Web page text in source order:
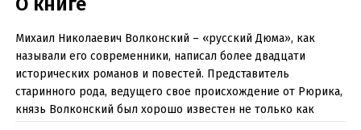
Михаил Николаевич Волконский – «русский Дюма», как
называли его современники, написал более двадцати
исторических романов и повестей. Представитель
старинного рода, ведущего свое происхождение от Рюрика,
князь Волконский был хорошо известен не только как